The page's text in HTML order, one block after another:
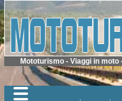
Mototurismo - Viaggi in moto